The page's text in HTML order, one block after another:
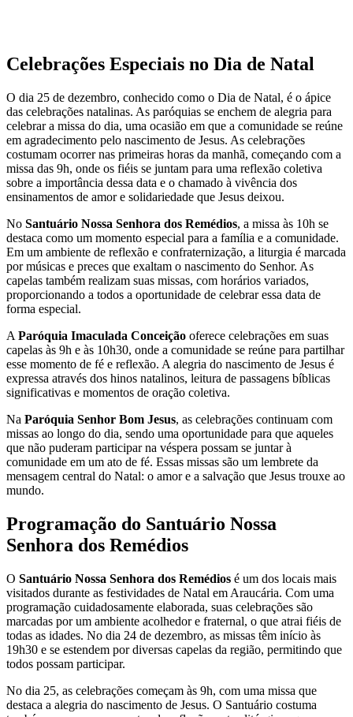
Celebrações Especiais no Dia de Natal
O dia 25 de dezembro, conhecido como o Dia de Natal, é o ápice
das celebrações natalinas. As paróquias se enchem de alegria para
celebrar a missa do dia, uma ocasião em que a comunidade se reúne
em agradecimento pelo nascimento de Jesus. As celebrações
costumam ocorrer nas primeiras horas da manhã, começando com a
missa das 9h, onde os fiéis se juntam para uma reflexão coletiva
sobre a importância dessa data e o chamado à vivência dos
ensinamentos de amor e solidariedade que Jesus deixou.
No Santuário Nossa Senhora dos Remédios, a missa às 10h se
destaca como um momento especial para a família e a comunidade.
Em um ambiente de reflexão e confraternização, a liturgia é marcada
por músicas e preces que exaltam o nascimento do Senhor. As
capelas também realizam suas missas, com horários variados,
proporcionando a todos a oportunidade de celebrar essa data de
forma especial.
A Paróquia Imaculada Conceição oferece celebrações em suas
capelas às 9h e às 10h30, onde a comunidade se reúne para partilhar
esse momento de fé e reflexão. A alegria do nascimento de Jesus é
expressa através dos hinos natalinos, leitura de passagens bíblicas
significativas e momentos de oração coletiva.
Na Paróquia Senhor Bom Jesus, as celebrações continuam com
missas ao longo do dia, sendo uma oportunidade para que aqueles
que não puderam participar na véspera possam se juntar à
comunidade em um ato de fé. Essas missas são um lembrete da
mensagem central do Natal: o amor e a salvação que Jesus trouxe ao
mundo.
Programação do Santuário Nossa
Senhora dos Remédios
O Santuário Nossa Senhora dos Remédios é um dos locais mais
visitados durante as festividades de Natal em Araucária. Com uma
programação cuidadosamente elaborada, suas celebrações são
marcadas por um ambiente acolhedor e fraternal, o que atrai fiéis de
todas as idades. No dia 24 de dezembro, as missas têm início às
19h30 e se estendem por diversas capelas da região, permitindo que
todos possam participar.
No dia 25, as celebrações começam às 9h, com uma missa que
destaca a alegria do nascimento de Jesus. O Santuário costuma